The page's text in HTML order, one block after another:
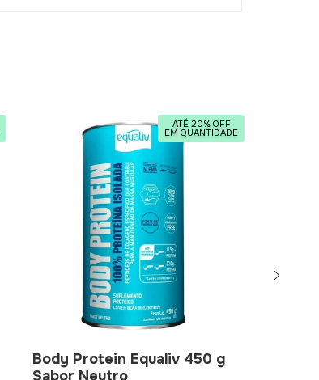
ATÉ 20% OFF
EM QUANTIDADE
Body Protein Equaliv 450 g
Sabor Neutro